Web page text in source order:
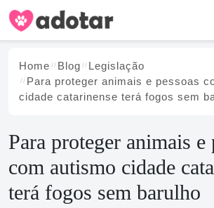
Home Blog
Legislação
Para proteger animais e pessoas
cidade catarinense terá fogos sem
Para proteger animais e
com autismo cidade
terá fogos sem barulho